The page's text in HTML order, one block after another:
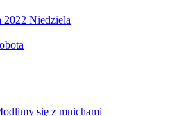
Niedziela
się z mnichami